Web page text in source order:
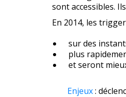
sont accessibles.
En 2014, les
sur des
plus
et seront
Enjeux: